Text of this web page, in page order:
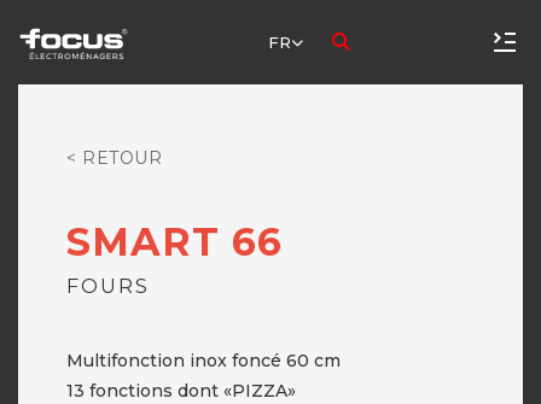
FR
< RETOUR
SMART 66
FOURS
Multifonction inox foncé 60 cm
13 fonctions dont «PIZZA»